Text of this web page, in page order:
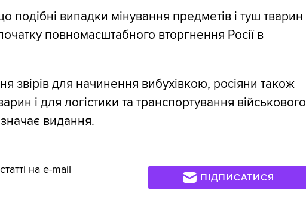
подібні випадки мінування предметів і туш тварин
повномасштабного вторгнення Росії в
звірів для начинення вибухівкою, росіяни також
і для логістики та транспортування військового
видання.
на e-mail
ПІДПИСАТИСЯ